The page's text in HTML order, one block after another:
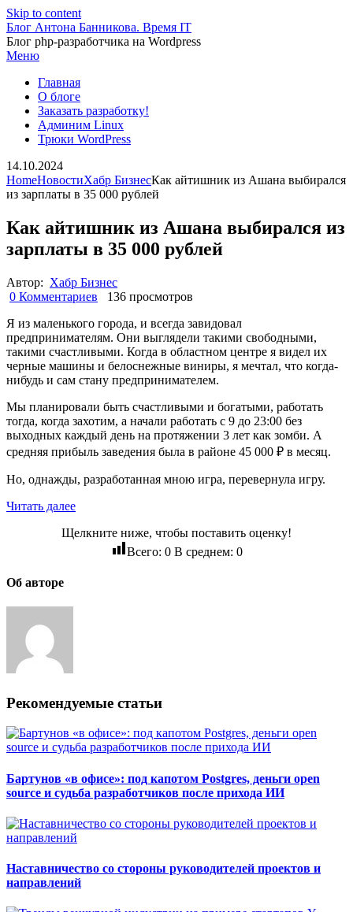
Skip to content
Блог Антона Банникова. Время IT
Блог php-разработчика на Wordpress
Меню
Главная
О блоге
Заказать разработку!
Админим Linux
Трюки WordPress
14.10.2024
HomeНовостиХабр БизнесКак айтишник из Ашана выбирался
из зарплаты в 35 000 рублей
Как айтишник из Ашана выбирался из
зарплаты в 35 000 рублей
Автор: Хабр Бизнес
0 Комментариев
136 просмотров
Я из маленького города, и всегда завидовал
предпринимателям. Они выглядели такими свободными,
такими счастливыми. Когда в областном центре я видел их
черные машины и белоснежные виниры, я мечтал, что когда-
нибудь и сам стану предпринимателем.
Мы планировали быть счастливыми и богатыми, работать
тогда, когда захотим, а начали работать с 9 до 23:00 без
выходных каждый день на протяжении 3 лет как зомби. А
средняя прибыль заведения была в районе 45 000 ₽ в месяц.
Но, однажды, разработанная мною игра, перевернула игру.
Читать далее
Щелкните ниже, чтобы поставить оценку!
Всего: 0В среднем: 0
Об авторе
Рекомендуемые статьи
Бартунов «в офисе»: под капотом Postgres, деньги open
source и судьба разработчиков после прихода ИИ
Наставничество со стороны руководителей проектов и
направлений